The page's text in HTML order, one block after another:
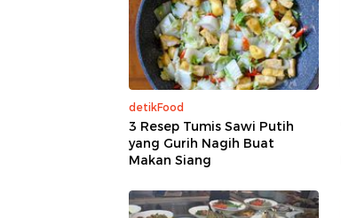
detikFood
3 Resep Tumis Sawi Putih
yang Gurih Nagih Buat
Makan Siang